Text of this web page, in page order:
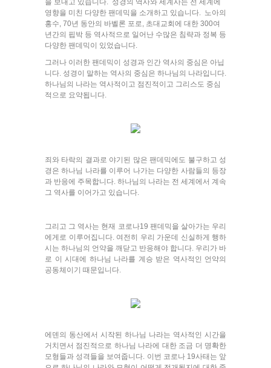
을 보내고 있습니다. 성경의 역사와 세계사는 전 세계에
영향을 미친 다양한 팬데믹을 소개하고 있습니다. 노아의
홍수, 70년 동안의 바벨론 포로, 초대교회에 대한 300여
년간의 핍박 등 역사적으로 일어난 수많은 침략과 정복 등
다양한 팬데믹이 있었습니다.
그러나 이러한 팬데믹이 성경과 인간 역사의 중심은 아닙
니다. 성경이 말하는 역사의 중심은 하나님의 나라입니다.
하나님의 나라는 역사적이고 점진적이고 그리스도 중심
적으로 요약됩니다.
죄와 타락의 결과로 야기된 많은 팬데믹에도 불구하고 성
경은 하나님 나라를 이루어 나가는 다양한 사람들의 등장
과 반응에 주목합니다. 하나님의 나라는 전 세계에서 계속
그 역사를 이어가고 있습니다.
그리고 그 역사는 현재 코로나19 팬데믹을 살아가는 우리
에게로 이루어집니다. 여전히 우리 가운데 신실하게 행하
시는 하나님의 언약을 깨닫고 반응해야 합니다. 우리가 바
로 이 시대에 하나님 나라를 계승 받은 역사적인 언약의
공동체이기 때문입니다.
에덴의 동산에서 시작된 하나님 나라는 역사적인 시간을
거치면서 점진적으로 하나님 나라에 대한 조금 더 명확한
모형들과 성격들을 보여줍니다. 이번 코로나 19사태는 앞